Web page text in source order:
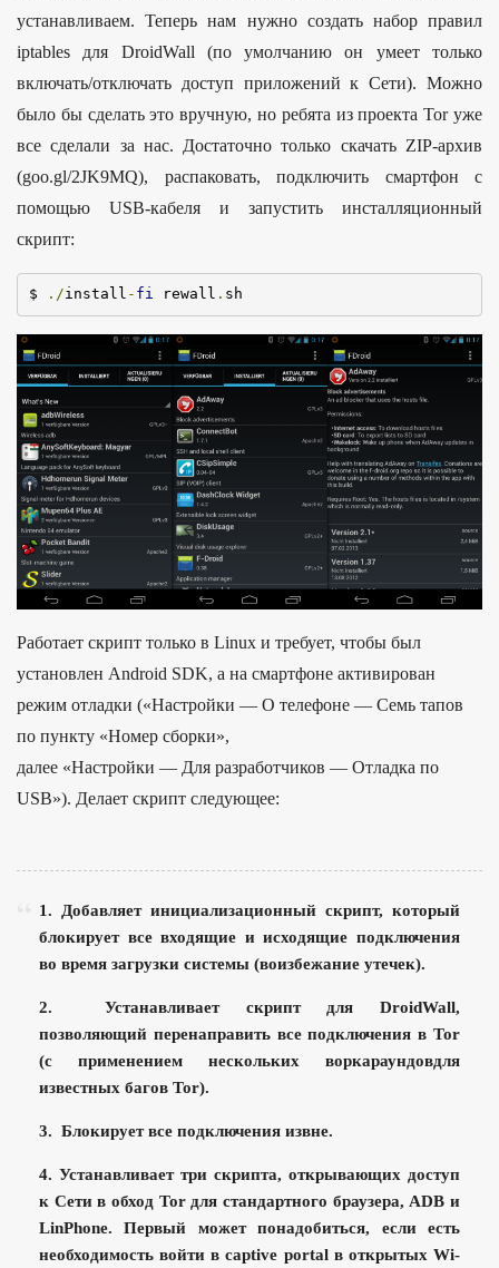
устанавливаем. Теперь нам нужно создать набор правил
iptables для DroidWall (по умолчанию он умеет только
включать/отключать доступ приложений к Сети). Можно
было бы сделать это вручную, но ребята из проекта Tor уже
все сделали за нас. Достаточно только скачать ZIP-архив
(goo.gl/2JK9MQ), распаковать, подключить смартфон с
помощью USB-кабеля и запустить инсталляционный
скрипт:
$ ./install - fi rewall . sh
Работает скрипт только в Linux и требует, чтобы был
установлен Android SDK, а на смартфоне активирован
режим отладки («Настройки — О телефоне — Семь тапов
по пункту «Номер сборки»,
далее «Настройки — Для разработчиков — Отладка по
USB»). Делает скрипт следующее:
1. Добавляет инициализационный скрипт, который
блокирует все входящие и исходящие подключения
во время загрузки системы (воизбежание утечек).
2. Устанавливает скрипт для DroidWall,
позволяющий перенаправить все подключения в Tor
(с применением нескольких воркараундовдля
известных багов Tor).
3. Блокирует все подключения извне.
4. Устанавливает три скрипта, открывающих доступ
к Сети в обход Tor для стандартного браузера, ADB и
LinPhone. Первый может понадобиться, если есть
необходимость войти в captive portal в открытых Wi-